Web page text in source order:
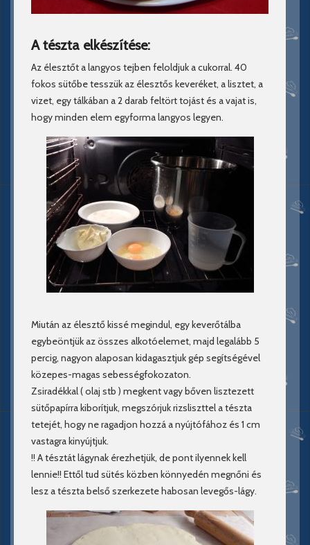
A tészta elkészítése:
Az élesztőt a langyos tejben feloldjuk a cukorral. 40
fokos sütőbe tesszük az élesztős keveréket, a lisztet, a
vizet, egy tálkában a 2 darab feltört tojást és a vajat is,
hogy minden elem egyforma langyos legyen.
Miután az élesztő kissé megindul, egy keverőtálba
egybeöntjük az összes alkotóelemet, majd legalább 5
percig, nagyon alaposan kidagasztjuk gép segítségével
közepes-magas sebességfokozaton.
Zsiradékkal ( olaj stb ) megkent vagy bőven lisztezett
sütőpapírra kiborítjuk, megszórjuk rizsliszttel a tészta
tetejét, hogy ne ragadjon hozzá a nyújtófához és 1 cm
vastagra kinyújtjuk.
!! A tésztát lágynak érezhetjük, de pont ilyennek kell
lennie!! Ettől tud sütés közben könnyedén megnőni és
lesz a tészta belső szerkezete habosan levegős-lágy.